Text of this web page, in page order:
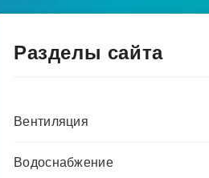
Разделы сайта
Вентиляция
Водоснабжение